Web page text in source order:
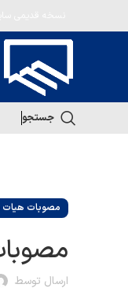
جستجو
مصوبات هیات
مصوبات
ارسال توسط